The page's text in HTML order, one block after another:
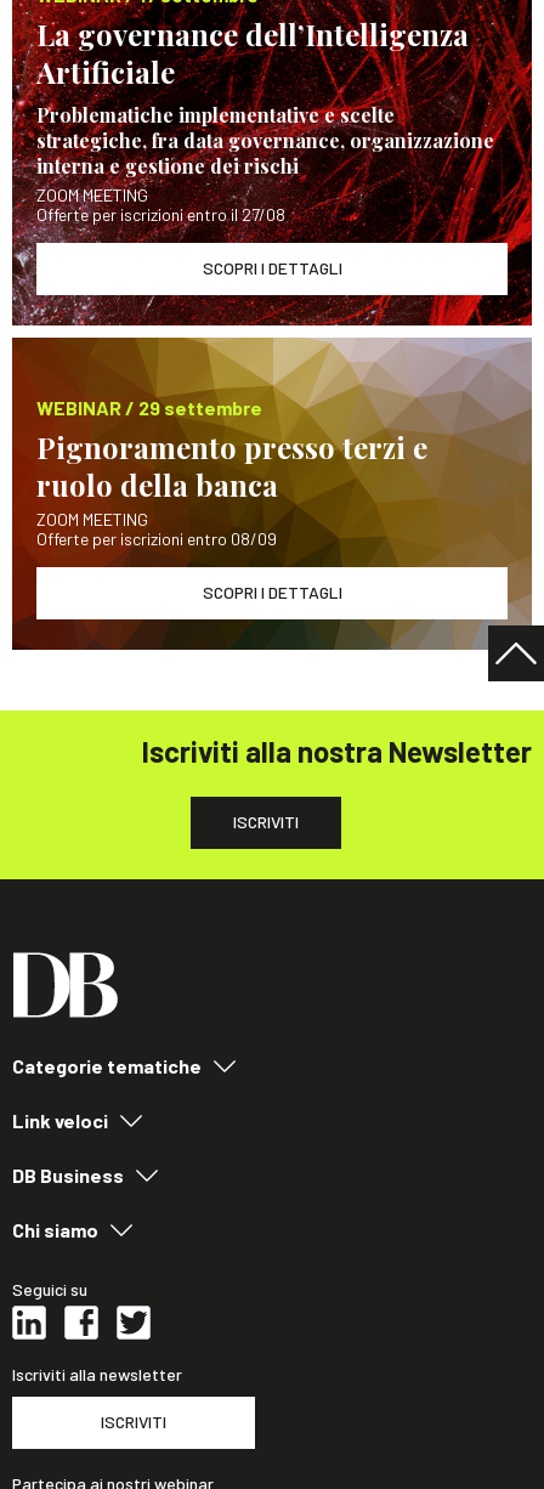
La governance dell’Intelligenza
Artificiale
Problematiche implementative e scelte
strategiche, fra data governance, organizzazione
interna e gestione dei rischi
ZOOM MEETING
Offerte per iscrizioni entro il 27/08
SCOPRI I DETTAGLI
WEBINAR / 29 settembre
Pignoramento presso terzi e
ruolo della banca
ZOOM MEETING
Offerte per iscrizioni entro 08/09
SCOPRI I DETTAGLI
Iscriviti alla nostra Newsletter
ISCRIVITI
Categorie tematiche
Link veloci
DB Business
Chi siamo
Seguici su
Iscriviti alla newsletter
ISCRIVITI
Partecipa ai nostri webinar